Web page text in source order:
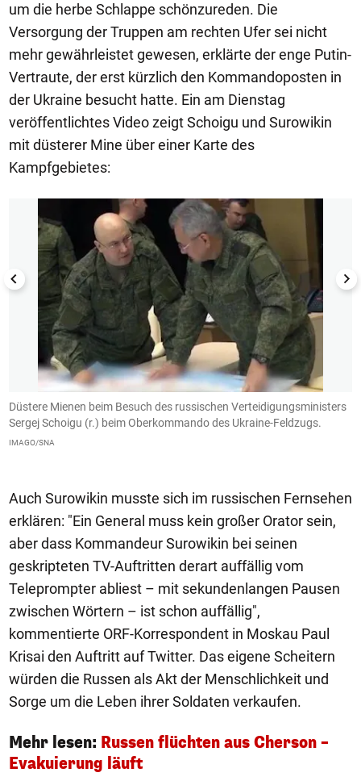
um die herbe Schlappe schönzureden. Die
Versorgung der Truppen am rechten Ufer sei nicht
mehr gewährleistet gewesen, erklärte der enge Putin-
Vertraute, der erst kürzlich den Kommandoposten in
der Ukraine besucht hatte. Ein am Dienstag
veröffentlichtes Video zeigt Schoigu und Surowikin
mit düsterer Mine über einer Karte des
Kampfgebietes:
1/4
Düstere Mienen beim Besuch des russischen Verteidigungsministers
Sergej Schoigu (r.) beim Oberkommando des Ukraine-Feldzugs.
IMAGO/SNA
Auch Surowikin musste sich im russischen Fernsehen
erklären: "Ein General muss kein großer Orator sein,
aber dass Kommandeur Surowikin bei seinen
geskripteten TV-Auftritten derart auffällig vom
Teleprompter abliest – mit sekundenlangen Pausen
zwischen Wörtern – ist schon auffällig",
kommentierte ORF-Korrespondent in Moskau Paul
Krisai den Auftritt auf Twitter. Das eigene Scheitern
würden die Russen als Akt der Menschlichkeit und
Sorge um die Leben ihrer Soldaten verkaufen.
Mehr lesen: Russen flüchten aus Cherson –
Evakuierung läuft